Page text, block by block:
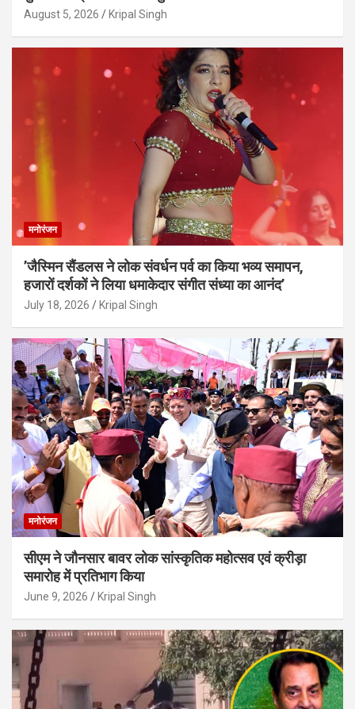
August 5, 2026 Kripal Singh
मनोरंजन
’जैस्मिन सैंडलस ने लोक संवर्धन पर्व का किया भव्य समापन,
हजारों दर्शकों ने लिया धमाकेदार संगीत संध्या का आनंद’
July 18, 2026 Kripal Singh
मनोरंजन
सीएम ने जौनसार बावर लोक सांस्कृतिक महोत्सव एवं क्रीड़ा
समारोह में प्रतिभाग किया
June 9, 2026 Kripal Singh